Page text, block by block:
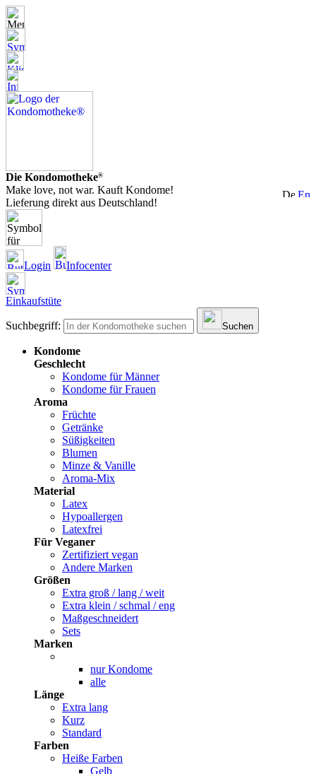
Die Kondomotheke®
Make love, not war. Kauft Kondome!
Lieferung direkt aus Deutschland!
Login Infocenter
Einkaufstüte
Suchbegriff: Suchen
Kondome
Geschlecht
Kondome für Männer
Kondome für Frauen
Aroma
Früchte
Getränke
Süßigkeiten
Blumen
Minze & Vanille
Aroma-Mix
Material
Latex
Hypoallergen
Latexfrei
Für Veganer
Zertifiziert vegan
Andere Marken
Größen
Extra groß / lang / weit
Extra klein / schmal / eng
Maßgeschneidert
Sets
Marken
nur Kondome
alle
Länge
Extra lang
Kurz
Standard
Farben
Heiße Farben
Gelb